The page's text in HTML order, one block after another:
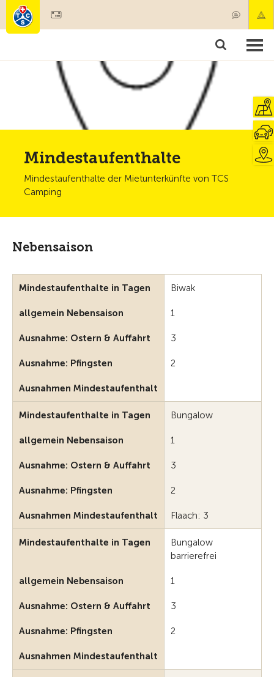
Mitgliedschaft & Leistungen
Test, Sicherheit & Gesundheit
Mindestaufenthalte
Mindestaufenthalte der Mietunterkünfte von TCS
Camping
Nebensaison
Mindestaufenthalte in Tagen Biwak
allgemein Nebensaison 1
Ausnahme: Ostern & Auffahrt 3
Ausnahme: Pfingsten 2
Ausnahmen Mindestaufenthalt
Mindestaufenthalte in Tagen Bungalow
allgemein Nebensaison 1
Ausnahme: Ostern & Auffahrt 3
Ausnahme: Pfingsten 2
Ausnahmen Mindestaufenthalt Flaach: 3
Mindestaufenthalte in Tagen
Bungalow
barrierefrei
allgemein Nebensaison 1
Ausnahme: Ostern & Auffahrt 3
Ausnahme: Pfingsten 2
Ausnahmen Mindestaufenthalt